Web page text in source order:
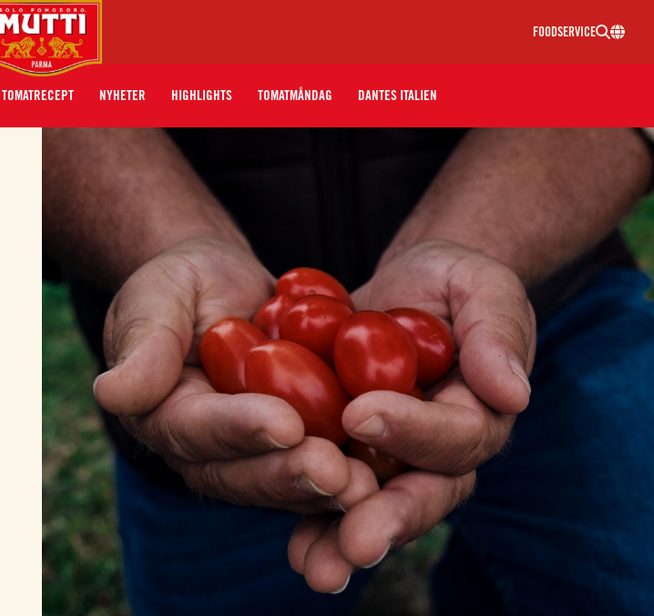
FOODSERVICE
TOMATRECEPT NYHETER HIGHLIGHTS TOMATMÅNDAG DANTES ITALIEN